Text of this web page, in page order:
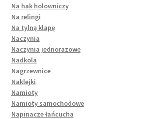
Na hak holowniczy
Na relingi
Na tylną klapę
Naczynia
Naczynia jednorazowe
Nadkola
Nagrzewnice
Naklejki
Namioty
Namioty samochodowe
Napinacze łańcucha